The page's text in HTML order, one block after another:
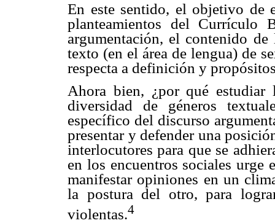
En este sentido, el objetivo de
planteamientos del
argumentación, el contenido
texto (en el área de lengua) de
respecta a definición y
Ahora bien, ¿por qué estudiar
diversidad de géneros
específico del discurso
presentar y defender una
interlocutores para que se
en los encuentros sociales urge
manifestar opiniones en un
la postura del otro, para
violentas.4